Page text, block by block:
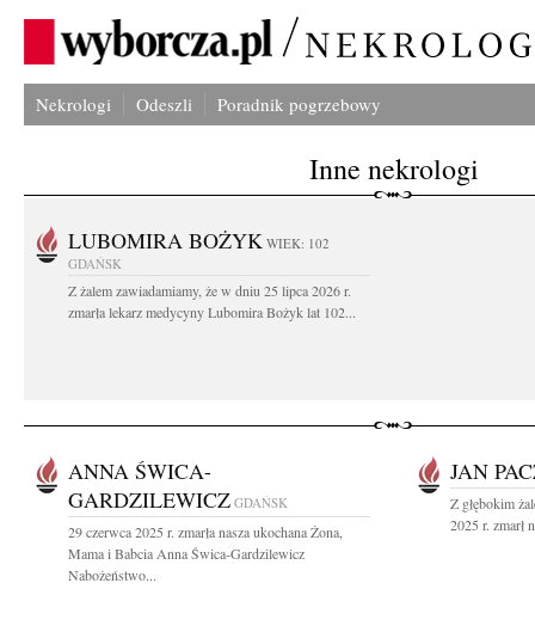
Nekrologi Odeszli Poradnik pogrzebowy
Inne nekrologi
LUBOMIRA BOŻYK WIEK: 102
GDAŃSK
Z żalem zawiadamiamy, że w dniu 25 lipca 2026 r.
zmarła lekarz medycyny Lubomira Bożyk lat 102...
ANNA ŚWICA-
GARDZILEWICZ GDAŃSK
29 czerwca 2025 r. zmarła nasza ukochana Żona,
Mama i Babcia Anna Świca-Gardzilewicz
Nabożeństwo...
JAN
Z głębokim
2025 r. zmarł